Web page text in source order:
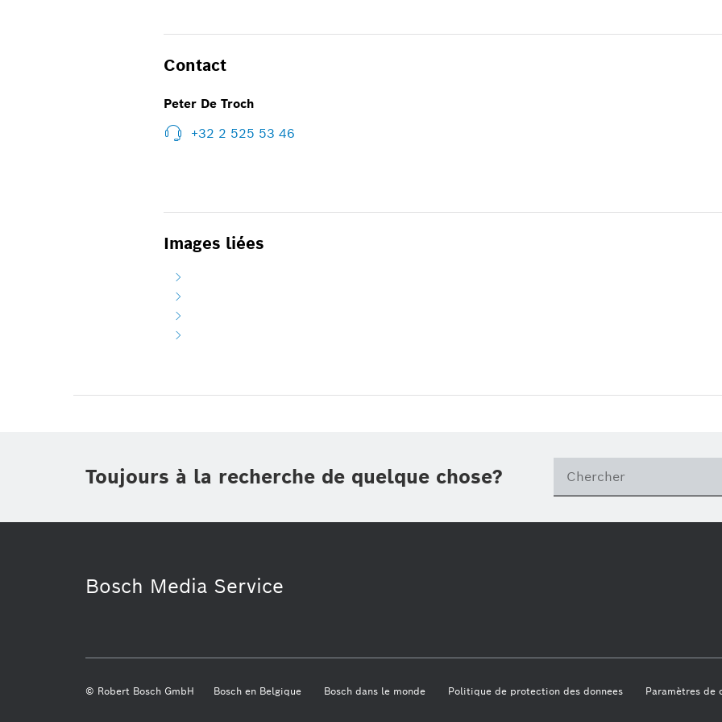
Contact
Peter De Troch
+32 2 525 53 46
Images liées
Toujours à la recherche de quelque chose?
Bosch Media Service
© Robert Bosch GmbH Bosch en Belgique Bosch dans le monde Politique de protection des donnees Paramètres de